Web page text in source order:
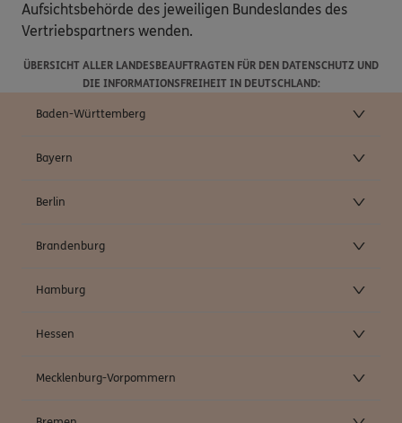
Aufsichtsbehörde des jeweiligen Bundeslandes des
Vertriebspartners wenden.
ÜBERSICHT ALLER LANDESBEAUFTRAGTEN FÜR DEN DATENSCHUTZ UND
DIE INFORMATIONSFREIHEIT IN DEUTSCHLAND:
Baden-Württemberg
Bayern
Berlin
Brandenburg
Hamburg
Hessen
Mecklenburg-Vorpommern